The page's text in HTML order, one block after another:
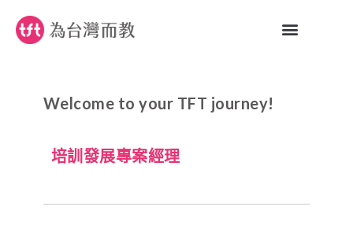
Welcome to your TFT journey!
培訓發展專案經理